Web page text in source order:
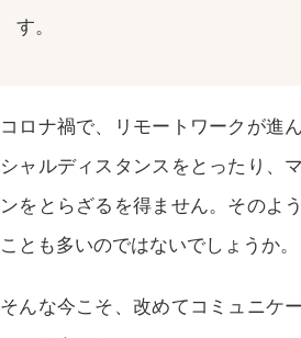
す。
コロナ禍で、リモートワークが進
シャルディスタンスをとったり、
ンをとらざるを得ません。そのよ
ことも多いのではないでしょうか。
そんな今こそ、改めてコミュニケ